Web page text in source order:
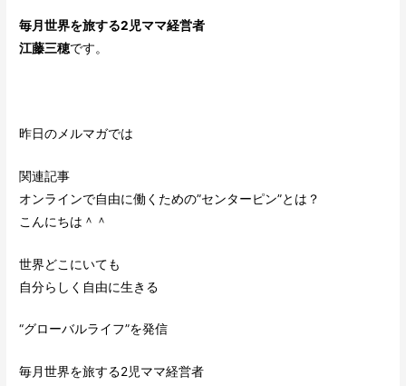
毎月世界を旅する2児ママ経営者
江藤三穂です。
昨日のメルマガでは
関連記事
オンラインで自由に働くための”センターピン”とは？
こんにちは＾＾
世界どこにいても
自分らしく自由に生きる
“グローバルライフ”を発信
毎月世界を旅する2児ママ経営者